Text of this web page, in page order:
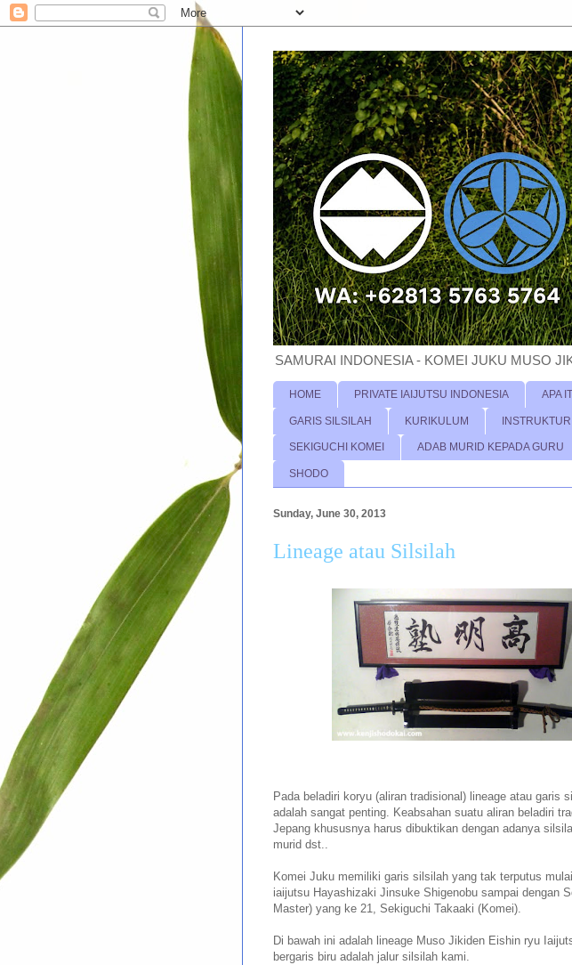
SAMURAI INDONESIA - KOMEI JUKU MUSO
HOME PRIVATE IAIJUTSU INDONESIA APA
GARIS SILSILAH KURIKULUM INSTRUKTUR
SEKIGUCHI KOMEI ADAB MURID KEPADA GURU
SHODO
Sunday, June 30, 2013
Lineage atau Silsilah
Pada beladiri koryu (aliran tradisional) lineage atau garis
adalah sangat penting. Keabsahan suatu aliran beladiri
Jepang khususnya harus dibuktikan dengan adanya
murid dst..
Komei Juku memiliki garis silsilah yang tak terputus
iaijutsu Hayashizaki Jinsuke Shigenobu sampai dengan
Master) yang ke 21, Sekiguchi Takaaki (Komei).
Di bawah ini adalah lineage Muso Jikiden Eishin ryu
bergaris biru adalah jalur silsilah kami.